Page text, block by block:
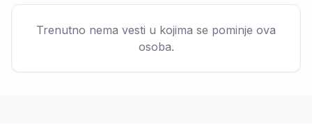
Trenutno nema vesti u kojima se pominje ova
osoba.